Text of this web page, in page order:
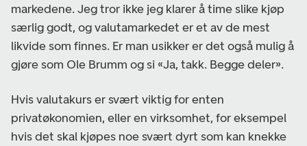
markedene. Jeg tror ikke jeg klarer å time slike kjøp
særlig godt, og valutamarkedet er et av de mest
likvide som finnes. Er man usikker er det også mulig å
gjøre som Ole Brumm og si «Ja, takk. Begge deler».
Hvis valutakurs er svært viktig for enten
privatøkonomien, eller en virksomhet, for eksempel
hvis det skal kjøpes noe svært dyrt som kan knekke